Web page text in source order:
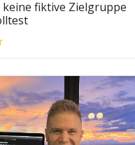
fiktive Zielgruppe